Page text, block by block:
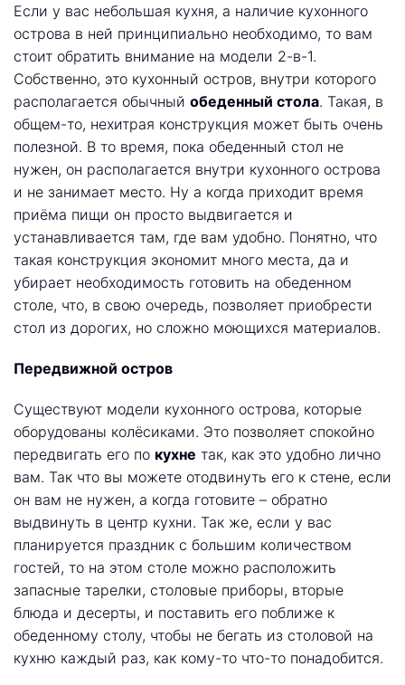
Если у вас небольшая кухня, а наличие кухонного
острова в ней принципиально необходимо, то вам
стоит обратить внимание на модели 2-в-1.
Собственно, это кухонный остров, внутри которого
располагается обычный обеденный стола. Такая, в
общем-то, нехитрая конструкция может быть очень
полезной. В то время, пока обеденный стол не
нужен, он располагается внутри кухонного острова
и не занимает место. Ну а когда приходит время
приёма пищи он просто выдвигается и
устанавливается там, где вам удобно. Понятно, что
такая конструкция экономит много места, да и
убирает необходимость готовить на обеденном
столе, что, в свою очередь, позволяет приобрести
стол из дорогих, но сложно моющихся материалов.
Передвижной остров
Существуют модели кухонного острова, которые
оборудованы колёсиками. Это позволяет спокойно
передвигать его по кухне так, как это удобно лично
вам. Так что вы можете отодвинуть его к стене, если
он вам не нужен, а когда готовите – обратно
выдвинуть в центр кухни. Так же, если у вас
планируется праздник с большим количеством
гостей, то на этом столе можно расположить
запасные тарелки, столовые приборы, вторые
блюда и десерты, и поставить его поближе к
обеденному столу, чтобы не бегать из столовой на
кухню каждый раз, как кому-то что-то понадобится.